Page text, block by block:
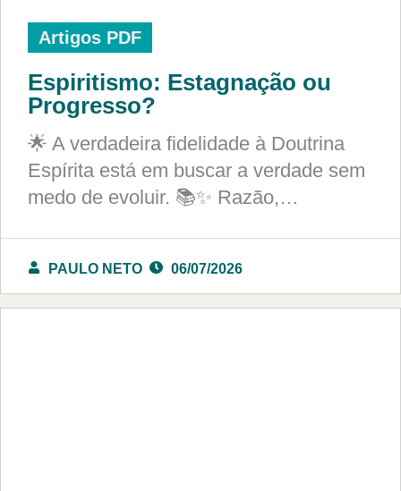
Artigos PDF
Espiritismo: Estagnação ou
Progresso?
🌟 A verdadeira fidelidade à Doutrina
Espírita está em buscar a verdade sem
medo de evoluir. 📚✨ Razão,…
PAULO NETO 06/07/2026